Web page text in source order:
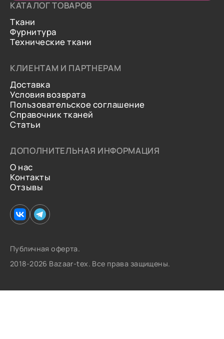
КАТАЛОГ ТОВАРОВ
Ткани
Фурнитура
Технические ткани
КЛИЕНТАМ И ПАРТНЕРАМ
Доставка
Условия возврата
Пользовательское соглашение
Справочник тканей
Статьи
ДОПОЛНИТЕЛЬНАЯ ИНФОРМАЦИЯ
О нас
Контакты
Отзывы
Публичная оферта.
2018-2026 Bazaar-tex. Все права защищены.